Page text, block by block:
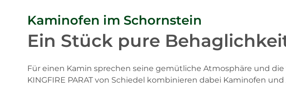
Kaminofen im Schornstein
Ein Stück pure
Für einen Kamin sprechen seine gemütliche Atmosphäre und
KINGFIRE PARAT von Schiedel kombinieren dabei Kaminofen